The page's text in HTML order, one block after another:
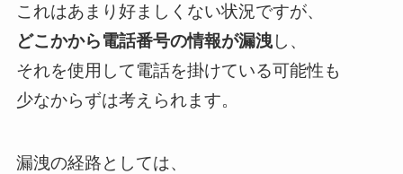
これはあまり好ましくない状況ですが、
どこかから電話番号の情報が漏洩し、
それを使用して電話を掛けている可能性も
少なからずは考えられます。
漏洩の経路としては、